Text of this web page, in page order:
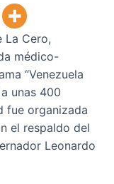
La Cero,
médico-
“Venezuela
unas 400
fue organizada
el respaldo del
Leonardo